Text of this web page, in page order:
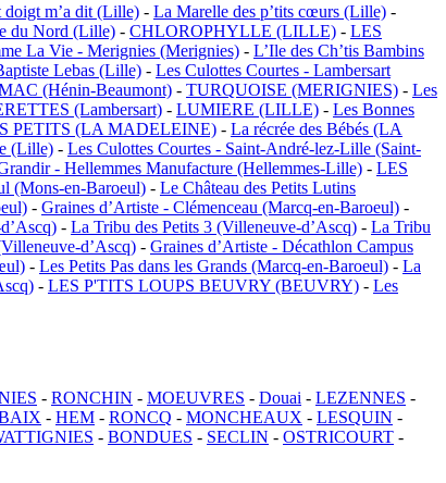
doigt m’a dit (Lille) - La Marelle des p’tits cœurs (Lille) -
du Nord (Lille) - CHLOROPHYLLE (LILLE) - LES
La Vie - Merignies (Merignies) - L’Ile des Ch’tis Bambins
Lebas (Lille) - Les Culottes Courtes - Lambersart
(Hénin-Beaumont) - TURQUOISE (MERIGNIES) - Les
(Lambersart) - LUMIERE (LILLE) - Les Bonnes
PETITS (LA MADELEINE) - La récrée des Bébés (LA
(Lille) - Les Culottes Courtes - Saint-André-lez-Lille (Saint-
- Hellemmes Manufacture (Hellemmes-Lille) - LES
(Mons-en-Baroeul) - Le Château des Petits Lutins
- Graines d’Artiste - Clémenceau (Marcq-en-Baroeul) -
- La Tribu des Petits 3 (Villeneuve-d’Ascq) - La Tribu
d’Ascq) - Graines d’Artiste - Décathlon Campus
- Les Petits Pas dans les Grands (Marcq-en-Baroeul) - La
- LES P'TITS LOUPS BEUVRY (BEUVRY) - Les
- RONCHIN - MOEUVRES - Douai - LEZENNES -
- HEM - RONCQ - MONCHEAUX - LESQUIN -
- BONDUES - SECLIN - OSTRICOURT -